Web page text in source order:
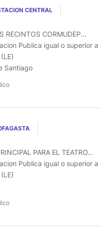
CENTRAL
RECINTOS CORMUDEP...
Publica igual o superior a
Santiago
PARA EL TEATRO...
Publica igual o superior a